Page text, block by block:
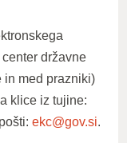
državne
in med prazniki)
klice iz tujine:
ekc@gov.si.